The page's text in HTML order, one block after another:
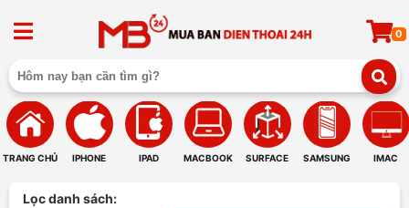
0
TRANG CHỦ IPHONE IPAD MACBOOK SURFACE SAMSUNG IMAC
Lọc danh sách: